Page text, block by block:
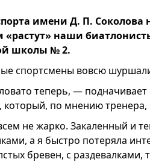
имени Д. П. Соколова
наши
школы № 2.
спортсмены вовсю
теперь, —
который, по мнению
не жарко. Закаленный и
а я быстро потеряла
бревен, с